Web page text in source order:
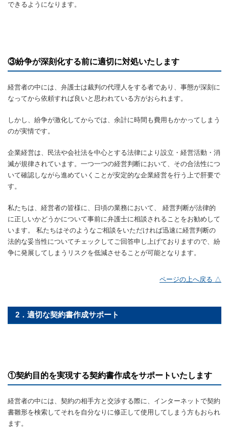
できるようになります。
③紛争が深刻化する前に適切に対処いたします
経営者の中には、弁護士は裁判の代理人をする者であり、事態が深刻に
なってから依頼すれば良いと思われている方がおられます。
しかし、紛争が激化してからでは、余計に時間も費用もかかってしまう
のが実情です。
企業経営は、民法や会社法を中心とする法律により設立・経営活動・消
滅が規律されています。一つ一つの経営判断において、その合法性につ
いて確認しながら進めていくことが安定的な企業経営を行う上で肝要で
す。
私たちは、経営者の皆様に、日頃の業務において、 経営判断が法律的
に正しいかどうかについて事前に弁護士に相談されることをお勧めして
います。 私たちはそのようなご相談をいただければ迅速に経営判断の
法的な妥当性についてチェックしてご回答申し上げておりますので、紛
争に発展してしまうリスクを低減させることが可能となります。
ページの上へ戻る △
2．適切な契約書作成サポート
①契約目的を実現する契約書作成をサポートいたします
経営者の中には、契約の相手方と交渉する際に、インターネットで契約
書雛形を検索してそれを自分なりに修正して使用してしまう方もおられ
ます。